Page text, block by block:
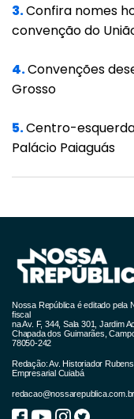
segurança e
cidade aplicou
Ministério da
"Reiteramos
Prefeitura
preza pela
com os
como um
encontrar
recebidas,
já vacinados".
Foram
Vista, Barra
3.Confira nomes
convenção do
4.Convenções
Grosso
5.Centro-
Palácio Paiaguás
Nossa República é editado pela
fiscal
na Av. F, 344, Sala 301, Jardim
Chapada dos Guimarães,
78050-242
Redação: Av. Historiador
Empresarial Cuiabá